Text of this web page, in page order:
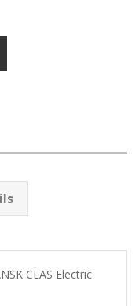
CLAS Electric